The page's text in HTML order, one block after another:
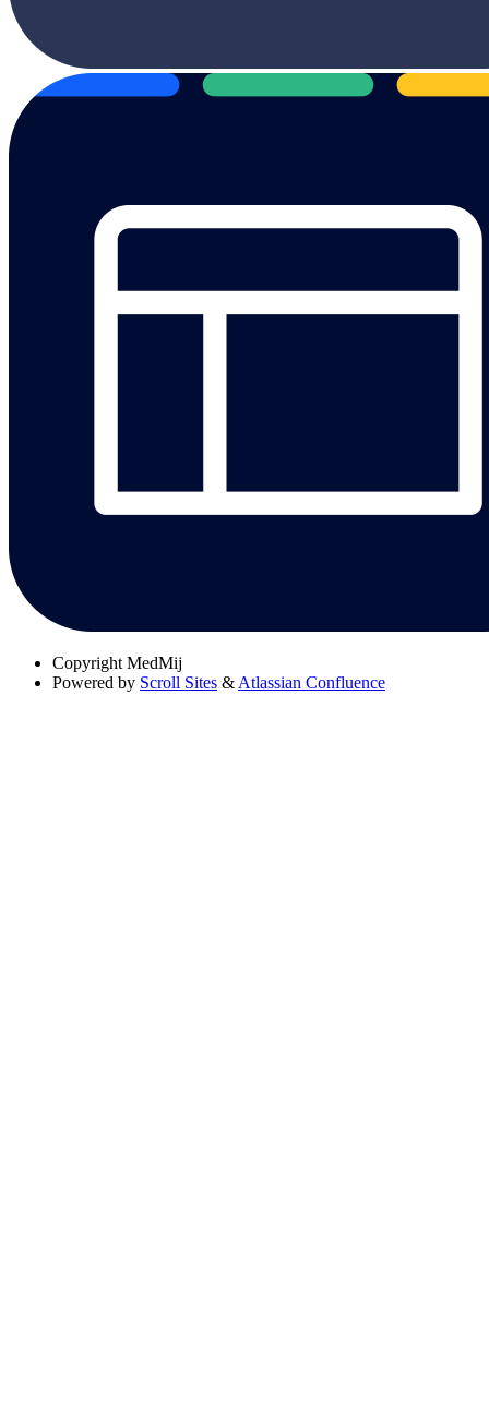
Copyright MedMij
Powered by Scroll Sites & Atlassian Confluence